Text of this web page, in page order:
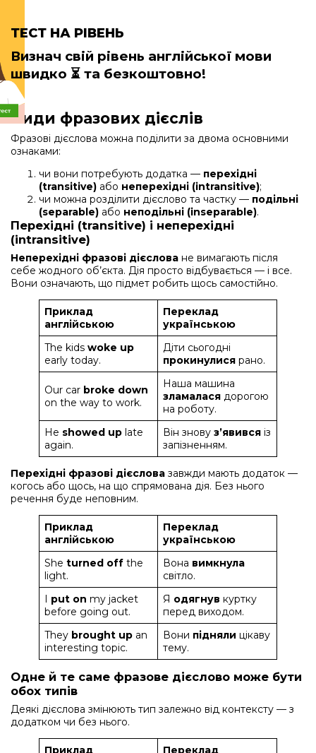
ТЕСТ НА РІВЕНЬ
Визнач свій рівень англійської мови
швидко ⏳ та безкоштовно!
Види фразових дієслів
Фразові дієслова можна поділити за двома основними
ознаками:
чи вони потребують додатка — перехідні
(transitive) або неперехідні (intransitive);
чи можна розділити дієслово та частку — подільні
(separable) або неподільні (inseparable).
Перехідні (transitive) і неперехідні
(intransitive)
Неперехідні фразові дієслова не вимагають після
себе жодного об’єкта. Дія просто відбувається — і все.
Вони означають, що підмет робить щось самостійно.
Приклад
англійською
Переклад
українською
The kids woke up
early today.
Діти сьогодні
прокинулися рано.
Our car broke down
on the way to work.
Наша машина
зламалася дорогою
на роботу.
He showed up late
again.
Він знову з’явився із
запізненням.
Перехідні фразові дієслова завжди мають додаток —
когось або щось, на що спрямована дія. Без нього
речення буде неповним.
Приклад
англійською
Переклад
українською
She turned off the
light.
Вона вимкнула
світло.
I put on my jacket
before going out.
Я одягнув куртку
перед виходом.
They brought up an
interesting topic.
Вони підняли цікаву
тему.
Одне й те саме фразове дієслово може бути
обох типів
Деякі дієслова змінюють тип залежно від контексту — з
додатком чи без нього.
Приклад
Переклад